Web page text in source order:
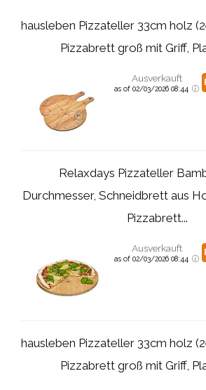
hausleben Pizzateller 33cm holz
Pizzabrett groß mit Griff,
Ausverkauft
as of 02/03/2026 08:44
Relaxdays Pizzateller
Durchmesser, Schneidbrett aus
Pizzabrett...
Ausverkauft
as of 02/03/2026 08:44
hausleben Pizzateller 33cm holz
Pizzabrett groß mit Griff,